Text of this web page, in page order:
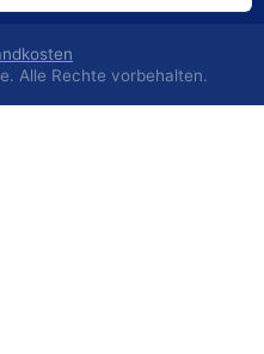
Alle Rechte vorbehalten.